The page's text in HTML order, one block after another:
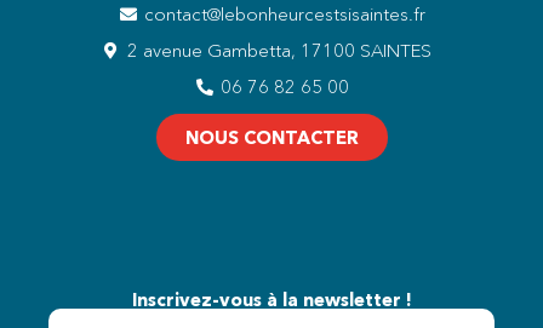
contact@lebonheurcestsisaintes.fr
2 avenue Gambetta, 17100 SAINTES
06 76 82 65 00
NOUS CONTACTER
Inscrivez-vous à la newsletter !